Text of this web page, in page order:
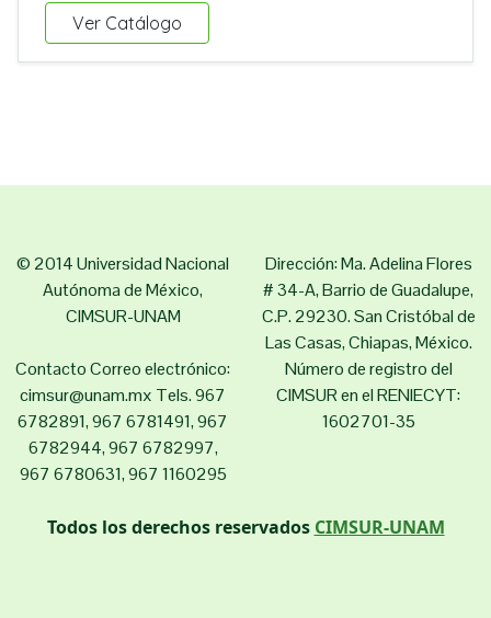
Ver Catálogo
© 2014 Universidad Nacional
Autónoma de México,
CIMSUR-UNAM
Dirección: Ma. Adelina Flores
# 34-A, Barrio de Guadalupe,
C.P. 29230. San Cristóbal de
Las Casas, Chiapas, México.
Contacto Correo electrónico:
cimsur@unam.mx Tels. 967
6782891, 967 6781491, 967
6782944, 967 6782997,
967 6780631, 967 1160295
Número de registro del
CIMSUR en el RENIECYT:
1602701-35
Todos los derechos reservados CIMSUR-UNAM